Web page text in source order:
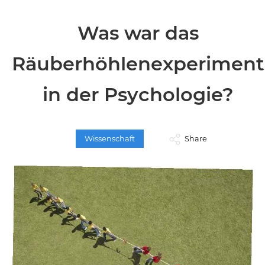
Was war das
Räuberhöhlenexperiment
in der Psychologie?
Wissenschaft Share